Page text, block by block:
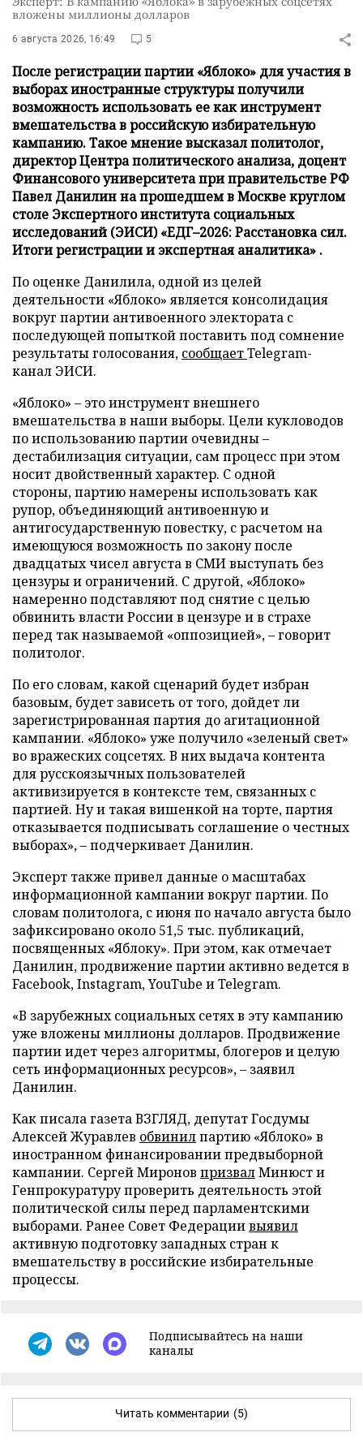
вложены миллионы долларов
6 августа 2026, 16:49 5
После регистрации партии «Яблоко» для участия в
выборах иностранные структуры получили
возможность использовать ее как инструмент
вмешательства в российскую избирательную
кампанию. Такое мнение высказал политолог,
директор Центра политического анализа, доцент
Финансового университета при правительстве РФ
Павел Данилин на прошедшем в Москве круглом
столе Экспертного института социальных
исследований (ЭИСИ) «ЕДГ–2026: Расстановка сил.
Итоги регистрации и экспертная аналитика» .
По оценке Данилила, одной из целей
деятельности «Яблоко» является консолидация
вокруг партии антивоенного электората с
последующей попыткой поставить под сомнение
результаты голосования, сообщаетTelegram-
канал ЭИСИ.
«Яблоко» – это инструмент внешнего
вмешательства в наши выборы. Цели кукловодов
по использованию партии очевидны –
дестабилизация ситуации, сам процесс при этом
носит двойственный характер. С одной
стороны, партию намерены использовать как
рупор, объединяющий антивоенную и
антигосударственную повестку, с расчетом на
имеющуюся возможность по закону после
двадцатых чисел августа в СМИ выступать без
цензуры и ограничений. С другой, «Яблоко»
намеренно подставляют под снятие с целью
обвинить власти России в цензуре и в страхе
перед так называемой «оппозицией», – говорит
политолог.
По его словам, какой сценарий будет избран
базовым, будет зависеть от того, дойдет ли
зарегистрированная партия до агитационной
кампании. «Яблоко» уже получило «зеленый свет»
во вражеских соцсетях. В них выдача контента
для русскоязычных пользователей
активизируется в контексте тем, связанных с
партией. Ну и такая вишенкой на торте, партия
отказывается подписывать соглашение о честных
выборах», – подчеркивает Данилин.
Эксперт также привел данные о масштабах
информационной кампании вокруг партии. По
словам политолога, с июня по начало августа было
зафиксировано около 51,5 тыс. публикаций,
посвященных «Яблоку». При этом, как отмечает
Данилин, продвижение партии активно ведется в
Facebook, Instagram, YouTube и Telegram.
«В зарубежных социальных сетях в эту кампанию
уже вложены миллионы долларов. Продвижение
партии идет через алгоритмы, блогеров и целую
сеть информационных ресурсов», – заявил
Данилин.
Как писала газета ВЗГЛЯД, депутат Госдумы
Алексей Журавлев обвинилпартию «Яблоко» в
иностранном финансировании предвыборной
кампании. Сергей Миронов призвалМинюст и
Генпрокуратуру проверить деятельность этой
политической силы перед парламентскими
выборами. Ранее Совет Федерациивыявил
активную подготовку западных стран к
вмешательству в российские избирательные
процессы.
Подписывайтесь на наши
каналы
Читать комментарии (5)